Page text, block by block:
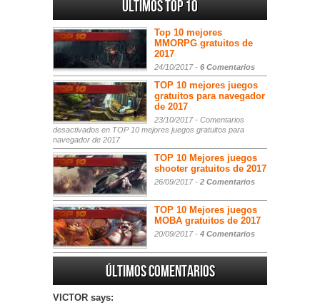
Últimos Top 10
Top 10 mejores
MMORPG gratuitos de
2017
24/10/2017 - 6 Comentarios
TOP 10 mejores juegos
gratuitos para navegador
de 2017
23/10/2017 - Comentarios
desactivados en TOP 10 mejores juegos gratuitos para
navegador de 2017
TOP 10 Mejores juegos
shooter gratuitos de 2017
26/09/2017 - 2 Comentarios
TOP 10 Mejores juegos
MOBA gratuitos de 2017
20/09/2017 - 4 Comentarios
Últimos comentarios
VICTOR says: